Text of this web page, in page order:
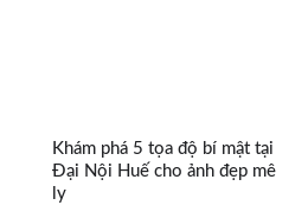
Khám phá 5 tọa độ bí mật tại
Đại Nội Huế cho ảnh đẹp mê
ly